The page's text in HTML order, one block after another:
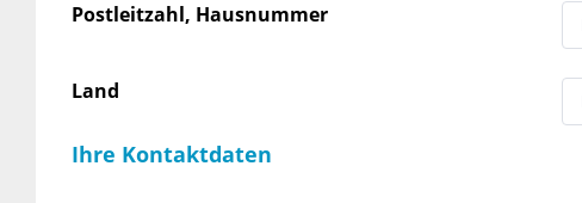
Postleitzahl, Hausnummer
Land
Ihre Kontaktdaten